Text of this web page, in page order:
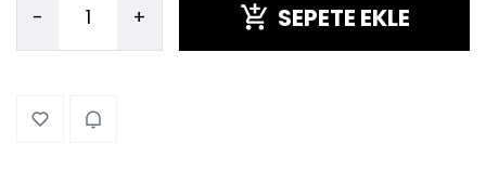
- + SEPETE EKLE